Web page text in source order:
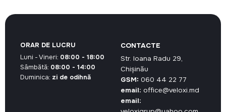
CONTACTE
Str. Ioana Radu 29,
Chișinău
GSM: 060 44 22 77
email: office@veloxi.md
email:
ORAR DE LUCRU
Luni - Vineri: 08:00 - 18:00
Sâmbătă: 08:00 - 14:00
Duminica: zi de odihnă